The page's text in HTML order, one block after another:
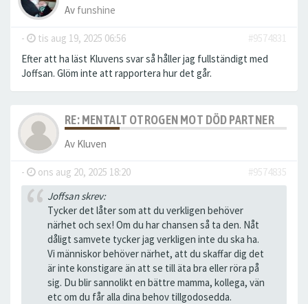
Av funshine
- tis aug 19, 2025 06:56
#9574831
Efter att ha läst Kluvens svar så håller jag fullständigt med
Joffsan. Glöm inte att rapportera hur det går.
RE: MENTALT OTROGEN MOT DÖD PARTNER
Av Kluven
- ons aug 20, 2025 18:20
#9574835
Joffsan skrev:
Tycker det låter som att du verkligen behöver
närhet och sex! Om du har chansen så ta den. Nåt
dåligt samvete tycker jag verkligen inte du ska ha.
Vi människor behöver närhet, att du skaffar dig det
är inte konstigare än att se till äta bra eller röra på
sig. Du blir sannolikt en bättre mamma, kollega, vän
etc om du får alla dina behov tillgodosedda.